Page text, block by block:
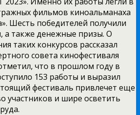
фильмов киноальманаха
Шесть победителей получили
а также денежные призы. О
таких конкурсов рассказал
совета кинофестиваля
что в прошлом году в
153 работы и выразил
фестиваль привлечет еще
участников и шире осветить